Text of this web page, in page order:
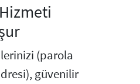
(parola
güvenilir